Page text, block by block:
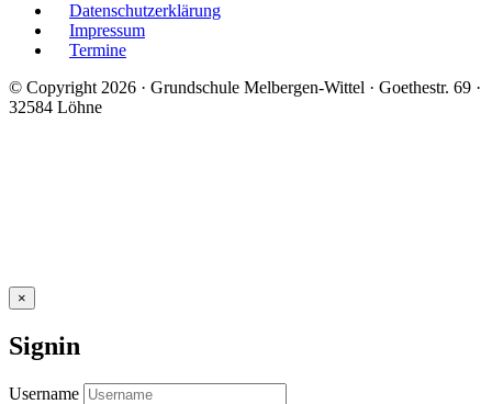
Datenschutzerklärung
Impressum
Termine
© Copyright 2026 · Grundschule Melbergen-Wittel · Goethestr. 69 ·
32584 Löhne
×
Signin
Username